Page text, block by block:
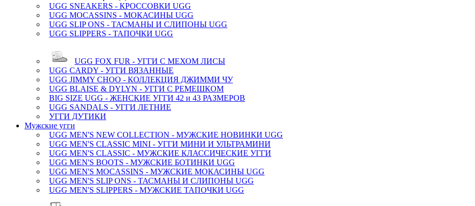
UGG SNEAKERS - КРОССОВКИ UGG
UGG MOCASSINS - МОКАСИНЫ UGG
UGG SLIP ONS - ТАСМАНЫ И СЛИПОНЫ UGG
UGG SLIPPERS - ТАПОЧКИ UGG
UGG FOX FUR - УГГИ С МЕХОМ ЛИСЫ
UGG CARDY - УГГИ ВЯЗАННЫЕ
UGG JIMMY CHOO - КОЛЛЕКЦИЯ ДЖИММИ ЧУ
UGG BLAISE & DYLYN - УГГИ С РЕМЕШКОМ
BIG SIZE UGG - ЖЕНСКИЕ УГГИ 42 и 43 РАЗМЕРОВ
UGG SANDALS - УГГИ ЛЕТНИЕ
УГГИ ДУТИКИ
Мужские угги
UGG MEN'S NEW COLLECTION - МУЖСКИЕ НОВИНКИ UGG
UGG MEN'S CLASSIC MINI - УГГИ МИНИ И УЛЬТРАМИНИ
UGG MEN'S CLASSIC - МУЖСКИЕ КЛАССИЧЕСКИЕ УГГИ
UGG MEN'S BOOTS - МУЖСКИЕ БОТИНКИ UGG
UGG MEN'S MOCASSINS - МУЖСКИЕ МОКАСИНЫ UGG
UGG MEN'S SLIP ONS - ТАСМАНЫ И СЛИПОНЫ UGG
UGG MEN'S SLIPPERS - МУЖСКИЕ ТАПОЧКИ UGG